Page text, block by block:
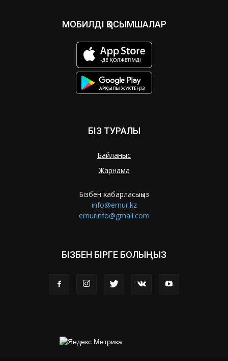
МОБИЛДІ ҚОСЫМШАЛАР
БІЗ ТУРАЛЫ
Байланыс
Жарнама
Бізбен хабарласыңыз
info@ernur.kz
ernurinfo@gmail.com
БІЗБЕН БІРГЕ БОЛЫҢЫЗ